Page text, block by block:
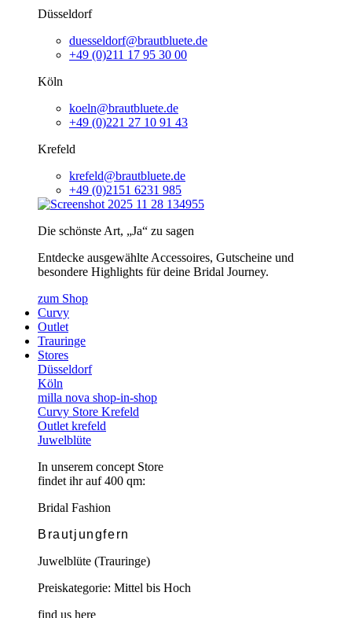
Düsseldorf
duesseldorf@brautbluete.de
+49 (0)211 17 95 30 00
Köln
koeln@brautbluete.de
+49 (0)221 27 10 91 43
Krefeld
krefeld@brautbluete.de
+49 (0)2151 6231 985
Die schönste Art, „Ja“ zu sagen
Entdecke ausgewählte Accessoires, Gutscheine und
besondere Highlights für deine Bridal Journey.
zum Shop
Curvy
Outlet
Trauringe
Stores
Düsseldorf
Köln
milla nova shop-in-shop
Curvy Store Krefeld
Outlet krefeld
Juwelblüte
In unserem concept Store
findet ihr auf 400 qm:
Bridal Fashion
Brautjungfern
Juwelblüte (Trauringe)
Preiskategorie: Mittel bis Hoch
find us here